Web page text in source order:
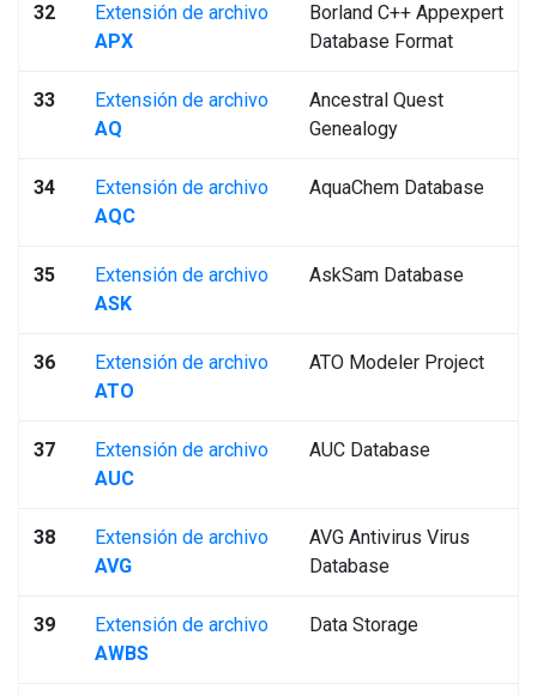
32
Extensión de archivo
APX
Borland C++ Appexpert
Database Format
33
Extensión de archivo
AQ
Ancestral Quest
Genealogy
34
Extensión de archivo
AQC
AquaChem Database
35
Extensión de archivo
ASK
AskSam Database
36
Extensión de archivo
ATO
ATO Modeler Project
37
Extensión de archivo
AUC
AUC Database
38
Extensión de archivo
AVG
AVG Antivirus Virus
Database
39
Extensión de archivo
AWBS
Data Storage